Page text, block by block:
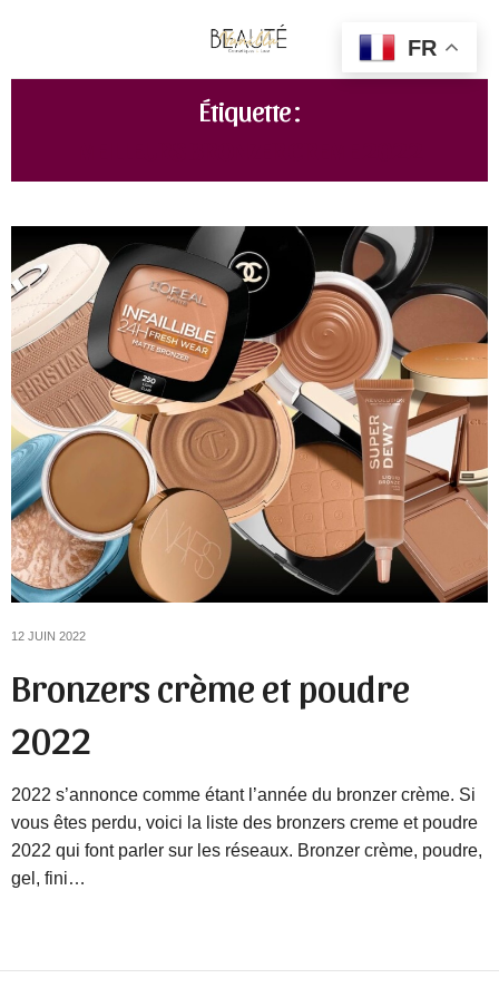
Étiquette :
12 JUIN 2022
Bronzers crème et poudre
2022
2022 s’annonce comme étant l’année du bronzer crème. Si
vous êtes perdu, voici la liste des bronzers creme et poudre
2022 qui font parler sur les réseaux. Bronzer crème, poudre,
gel, fini…
FR